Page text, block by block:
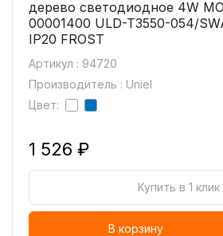
дерево светодиодное 4W
00001400 ULD-T3550-054/
IP20 FROST
Артикул : 94720
Производитель : Uniel
Цвет:
1 526 ₽
Купить в 1 клик
В корзину